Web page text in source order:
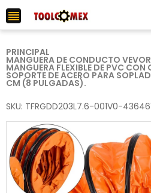

PRINCIPAL
MANGUERA DE CONDUCTO
MANGUERA FLEXIBLE DE PVC CON
SOPORTE DE ACERO PARA
CM (8 PULGADAS).
SKU: TFRGDD203L7.6-001V0-